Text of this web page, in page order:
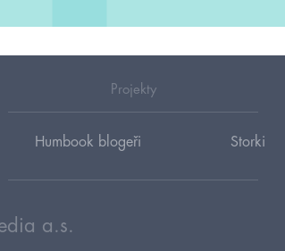
Projekty
Humbook blogeři Storki
a.s.